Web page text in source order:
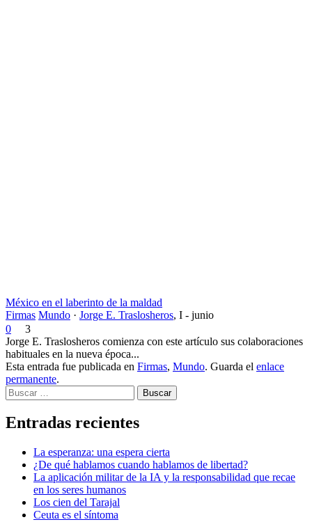
México en el laberinto de la maldad
Firmas Mundo · Jorge E. Traslosheros, I - junio
0
3
Jorge E. Traslosheros comienza con este artículo sus colaboraciones
habituales en la nueva época...
Esta entrada fue publicada en Firmas, Mundo. Guarda el enlace
permanente.
Buscar
Entradas recientes
La esperanza: una espera cierta
¿De qué hablamos cuando hablamos de libertad?
La aplicación militar de la IA y la responsabilidad que recae
en los seres humanos
Los cien del Tarajal
Ceuta es el síntoma